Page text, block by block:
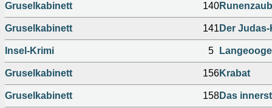
Gruselkabinett
140
Gruselkabinett 141 Der
Insel-Krimi 5
Gruselkabinett 156Krabat
Gruselkabinett 158Das